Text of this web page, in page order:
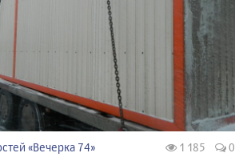
«Вечерка 74» 1 185 0